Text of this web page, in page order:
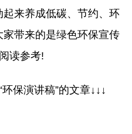
来养成低碳、节约、环
带来的是绿色环保宣传
读参考!
保演讲稿”的文章↓↓↓